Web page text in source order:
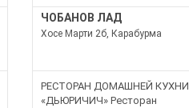
ЧОБАНОВ ЛАД
Хосе Марти 2б, Карабурма
РЕСТОРАН ДОМАШНЕЙ КУХНИ
«ДЬЮРИЧИЧ» Ресторан